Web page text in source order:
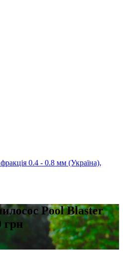
0.4 - 0.8 мм (Україна),
Pool Blaster
грн